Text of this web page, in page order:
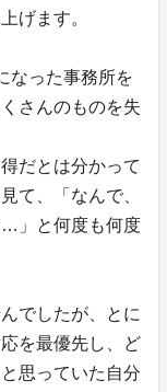
げます。
なった事務所を
さんのものを失
だとは分かって
て、「なんで、
…」と何度も何度
でしたが、とに
を最優先し、ど
思っていた自分